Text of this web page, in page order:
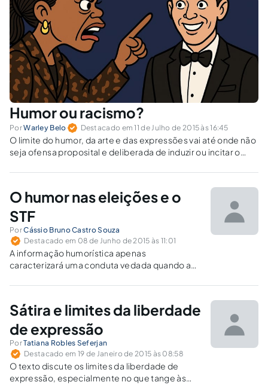
Humor ou racismo?
PorWarley Belo Destacado em 11 de Julho de 2015 às 16:45
O limite do humor, da arte e das expressões vai até onde não
seja ofensa proposital e deliberada de induzir ou incitar o
O humor nas eleições e o
STF
PorCássio Bruno Castro Souza
Destacado em 08 de Junho de 2015 às 11:01
A informação humorística apenas
caracterizará uma conduta vedada quando a
descambar para a propaganda política,
partes na disputa eleitoral.
Sátira e limites da liberdade
de expressão
PorTatiana Robles Seferjan
Destacado em 19 de Janeiro de 2015 às 08:58
O texto discute os limites da liberdade de
expressão, especialmente no que tange às